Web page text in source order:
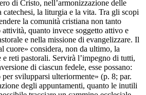
di Cristo, nell’armonizzazione delle
la liturgia e la vita. Tra gli scopi
la comunità cristiana non tanto
quanto invece soggetto attivo e
e nella missione di evangelizzare. Il
cuore» considera, non da ultimo, la
e reti pastorali. Servirà l’impegno di tutti,
di ciascun fedele, esse possano:
svilupparsi ulteriormente» (p. 8; par.
degli appuntamenti, quanto le inutili